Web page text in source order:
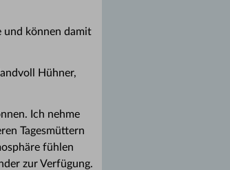
und können damit
Hühner,
Ich nehme
Tagesmüttern
fühlen
zur Verfügung.